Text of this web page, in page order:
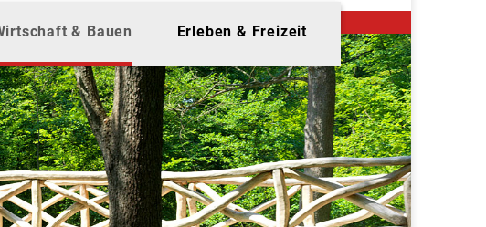
& Bauen Erleben & Freizeit